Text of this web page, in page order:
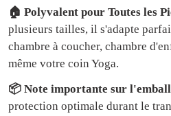
🏠 Polyvalent pour Toutes les
plusieurs tailles, il s'adapte
chambre à coucher, chambre
même votre coin Yoga.
📦 Note importante sur
protection optimale durant le